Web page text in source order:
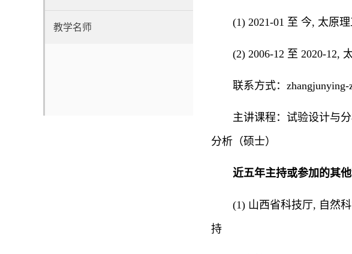
教学名师 (1) 2021-01 至 今, 太原
(2) 2006-12 至 2020-12,
联系方式：zhangjunying-
主讲课程：试验设计与
分析（硕士）
近五年主持或参加的其他
(1) 山西省科技厅, 自然
持